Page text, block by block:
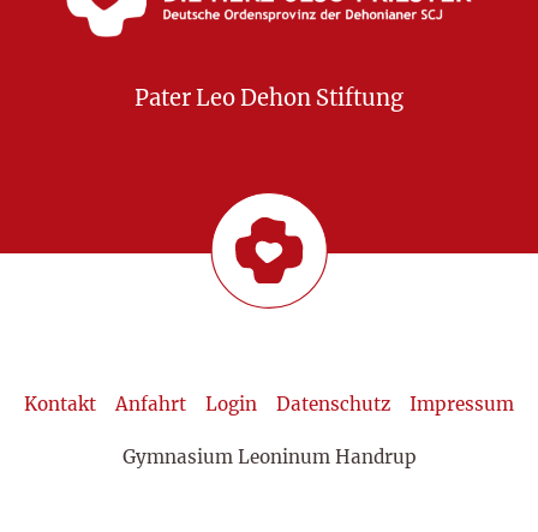
Pater Leo Dehon Stiftung
Kontakt Anfahrt Login Datenschutz Impressum
Gymnasium Leoninum Handrup